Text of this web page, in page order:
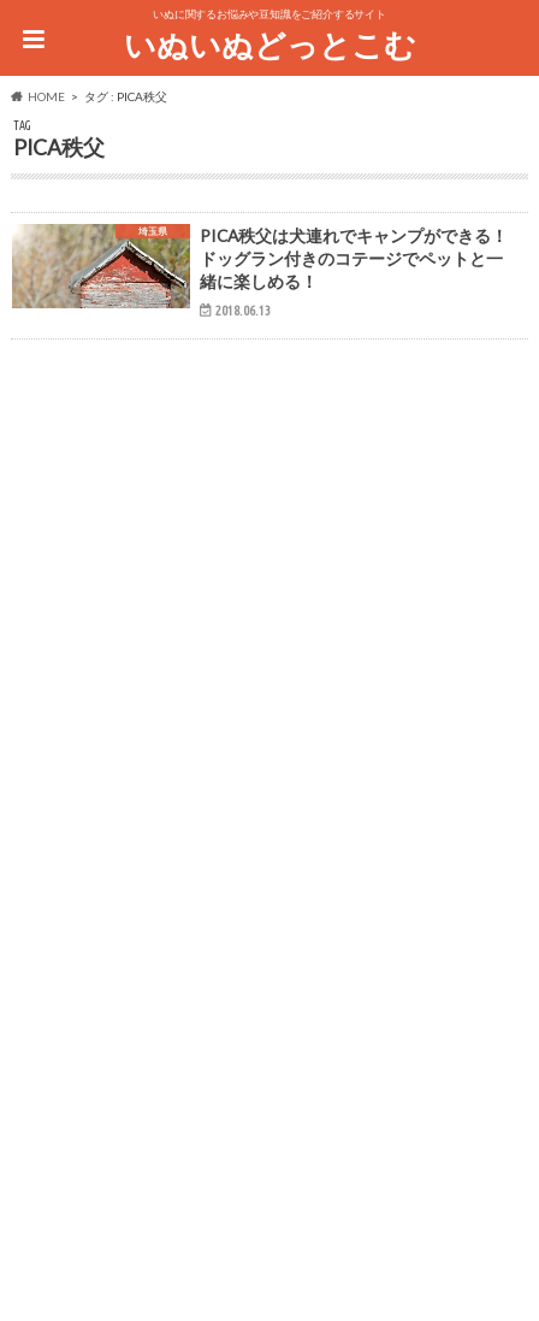
いぬに関するお悩みや豆知識をご紹介するサイト
いぬいぬどっとこむ
HOME タグ : PICA秩父
TAG
PICA秩父
埼玉県
PICA秩父は犬連れでキャンプができる！
ドッグラン付きのコテージでペットと一
緒に楽しめる！
2018.06.13